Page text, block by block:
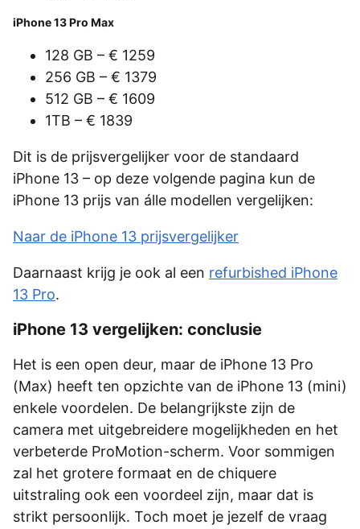
iPhone 13 Pro Max
128 GB – € 1259
256 GB – € 1379
512 GB – € 1609
1TB – € 1839
Dit is de prijsvergelijker voor de standaard
iPhone 13 – op deze volgende pagina kun de
iPhone 13 prijs van álle modellen vergelijken:
Naar de iPhone 13 prijsvergelijker
Daarnaast krijg je ook al een refurbished iPhone
13 Pro.
iPhone 13 vergelijken: conclusie
Het is een open deur, maar de iPhone 13 Pro
(Max) heeft ten opzichte van de iPhone 13 (mini)
enkele voordelen. De belangrijkste zijn de
camera met uitgebreidere mogelijkheden en het
verbeterde ProMotion-scherm. Voor sommigen
zal het grotere formaat en de chiquere
uitstraling ook een voordeel zijn, maar dat is
strikt persoonlijk. Toch moet je jezelf de vraag